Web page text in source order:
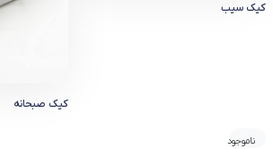
کیک سیب
ناموجود
کیک صبحانه